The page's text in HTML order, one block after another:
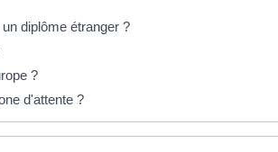
diplôme étranger ?
?
d'attente ?